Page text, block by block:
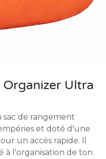
Ultra
sac de rangement
et doté d'une
un accès rapide. Il
à l'organisation de ton